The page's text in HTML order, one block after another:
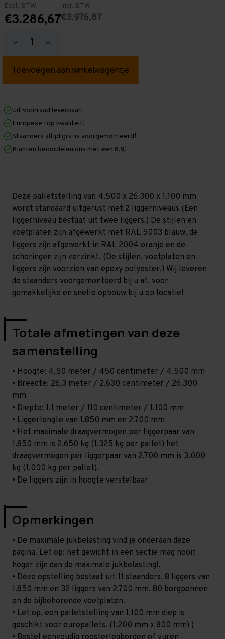
Excl. BTW
€3.286,67
Incl. BTW
€3.976,87
Hoeveelheid
verlagen
Palletstelling
mm
mm
x
1.100
mm
-
-
T80
Hoeveelheid
verhogen
Palletstelling
mm
mm
1.100
mm
(HxLxD)
-
T80
Uit voorraad leverbaar!
Europese top kwaliteit!
Staanders altijd gratis voorgemonteerd!
Klanten beoordelen ons met een 8,9!
Deze palletstelling van 4.500 x 26.300 x 1.100 mm
wordt standaard uitgerust met 2 liggerniveaus (Een
liggerniveau bestaat uit twee liggers.) De stijlen en
voetplaten zijn afgewerkt met RAL 5003 blauw, de
liggers zijn afgewerkt in RAL 2004 oranje en de
schoringen zijn verzinkt. (De stijlen, voetplaten en
liggers zijn voorzien van epoxy polyester.) Wij leveren
de staanders voorgemonteerd bij u af, voor
gemakkelijke en snelle opbouw bij u op locatie!
Totale afmetingen van deze
samenstelling
• Hoogte: 4,50 meter / 450 centimeter / 4.500 mm
• Breedte: 26,3 meter / 2.630 centimeter / 26.300
mm
• Diepte: 1,1 meter / 110 centimeter / 1.100 mm
• Liggerlengte van 1.850 mm en 2.700 mm
• Het maximale draagvermogen per liggerpaar van
1.850 mm is 2.650 kg (1.325 kg per pallet) het
draagvermogen per liggerpaar van 2.700 mm is 3.000
kg (1.000 kg per pallet).
• De liggers zijn in hoogte verstelbaar
Opmerkingen
• De maximale jukbelasting vind je onderaan deze
pagina. Let op: het gewicht in een sectie mag nooit
hoger zijn dan de maximale jukbelasting!.
• Deze opstelling bestaat uit 11 staanders, 8 liggers van
1.850 mm en 32 liggers van 2.700 mm, 80 borgpennen
en de bijbehorende voetplaten.
• Let op, een palletstelling van 1.100 mm diep is
geschikt voor europallets. (1.200 mm x 800 mm) )